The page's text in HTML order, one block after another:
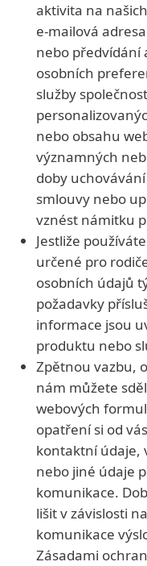
aktivita na
e-mailová
nebo předvídání
osobních
služby
nebo obsahu
významných
doby
smlouvy nebo
vznést námitku
Jestliže
určené pro
osobních údajů
požadavky
informace jsou
produktu nebo
Zpětnou vazbu,
nám můžete
webových
opatření si od
kontaktní údaje,
nebo jiné údaje
komunikace.
lišit v závislosti
komunikace
Zásadami